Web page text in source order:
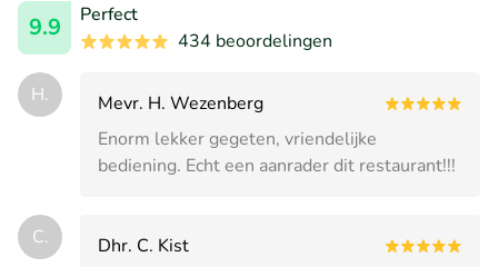
9.9
Perfect
434 beoordelingen
H.
Mevr. H. Wezenberg
Enorm lekker gegeten, vriendelijke
bediening. Echt een aanrader dit restaurant!!!
C.
Dhr. C. Kist